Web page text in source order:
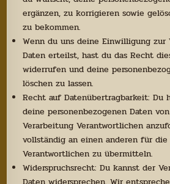
ergänzen, zu korrigieren sowie
zu bekommen.
Wenn du uns deine Einwilligung zur
Daten erteilst, hast du das Recht
widerrufen und deine
löschen zu lassen.
Recht auf Datenübertragbarkeit: Du
deine personenbezogenen Daten
Verarbeitung Verantwortlichen
vollständig an einen anderen für
Verantwortlichen zu übermitteln.
Widerspruchsrecht: Du kannst der